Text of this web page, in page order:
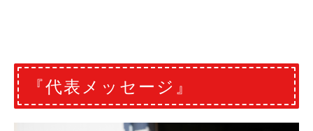
『代表メッセージ』